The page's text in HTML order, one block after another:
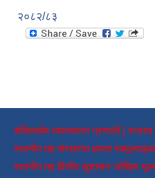
२०८२/८३
संचितकोष व्यवस्थापन प्रणाली [
स्थानीय तह संस्थागत क्षमता
स्थानीय तह वित्तीय सुशासन जोखिम